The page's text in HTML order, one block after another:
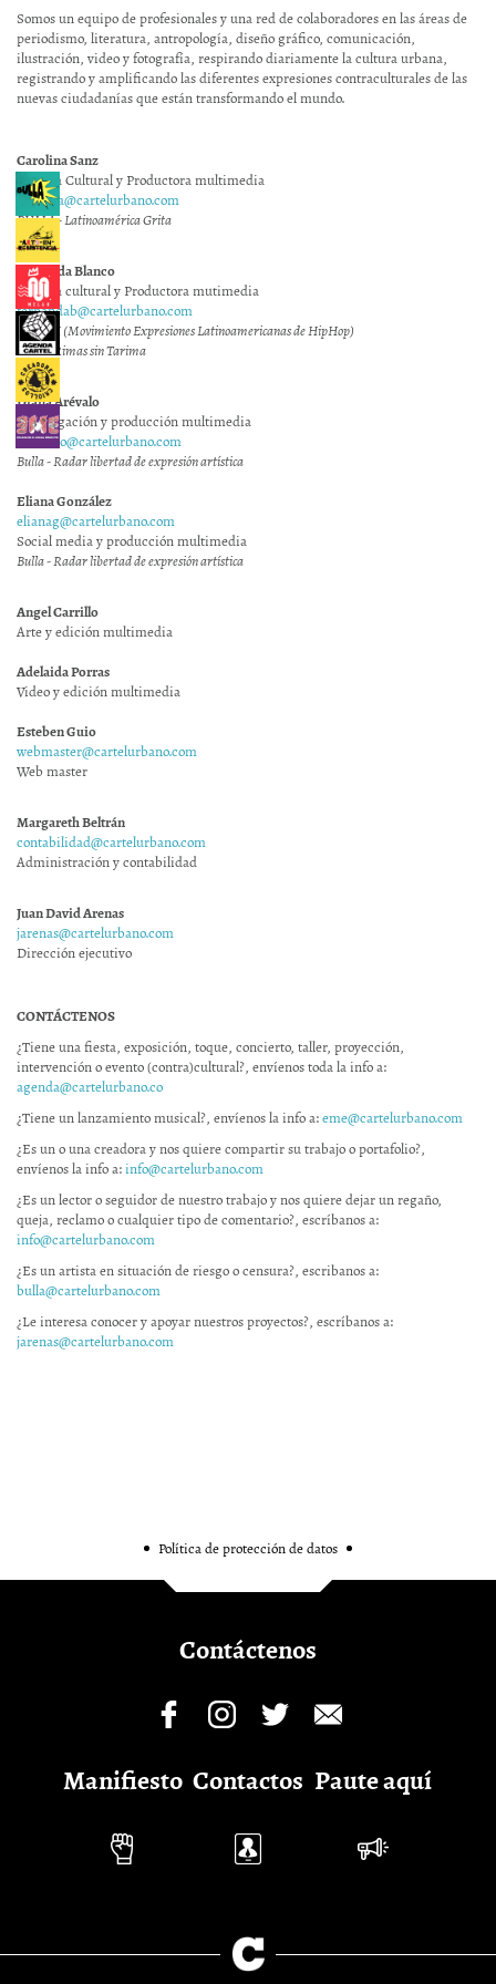
Somos un equipo de profesionales y una red de colaboradores en las áreas de
periodismo, literatura, antropología, diseño gráfico, comunicación,
ilustración, video y fotografía, respirando diariamente la cultura urbana,
registrando y amplificando las diferentes expresiones contraculturales de las
nuevas ciudadanías que están transformando el mundo.
Carolina Sanz
Gestora Cultural y Productora multimedia
carolina@cartelurbano.com
BULLA - Latinoamérica Grita
Fernanda Blanco
Gestora cultural y Productora mutimedia
fernandab@cartelurbano.com
MELAH (Movimiento Expresiones Latinoamericanas de HipHop)
Bulla - Rimas sin Tarima
Diana Arévalo
Investigación y producción multimedia
darevalo@cartelurbano.com
Bulla - Radar libertad de expresión artística
Eliana González
elianag@cartelurbano.com
Social media y producción multimedia
Bulla - Radar libertad de expresión artística
Angel Carrillo
Arte y edición multimedia
Adelaida Porras
Video y edición multimedia
Esteben Guio
webmaster@cartelurbano.com
Web master
Margareth Beltrán
contabilidad@cartelurbano.com
Administración y contabilidad
Juan David Arenas
jarenas@cartelurbano.com
Dirección ejecutivo
CONTÁCTENOS
¿Tiene una fiesta, exposición, toque, concierto, taller, proyección,
intervención o evento (contra)cultural?, envíenos toda la info a:
agenda@cartelurbano.co
¿Tiene un lanzamiento musical?, envíenos la info a:eme@cartelurbano.com
¿Es un o una creadora y nos quiere compartir su trabajo o portafolio?,
envíenos la info a:info@cartelurbano.com
¿Es un lector o seguidor de nuestro trabajo y nos quiere dejar un regaño,
queja, reclamo o cualquier tipo de comentario?, escríbanos a:
info@cartelurbano.com
¿Es un artista en situación de riesgo o censura?, escribanos a:
bulla@cartelurbano.com
¿Le interesa conocer y apoyar nuestros proyectos?, escríbanos a:
jarenas@cartelurbano.com
Política de protección de datos
Contáctenos
Manifiesto Contactos Paute aquí